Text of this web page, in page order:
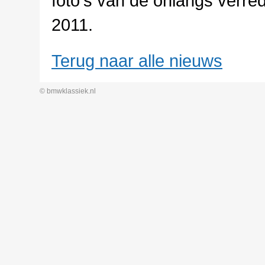
2011.
Terug naar alle nieuws
© bmwklassiek.nl